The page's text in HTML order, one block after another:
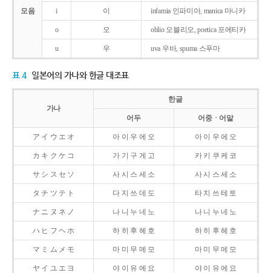
모음 i 이 infamia 인파미아, manica 마니카
o 오 oblio 오블리오, poetica 포에티카
u 우 uva 우바, spuma 스푸마
표 4 일본어의 가나와 한글 대조표
가나
한글
어두 어중ㆍ어말
ア イ ウ エ オ 아 이 우 에 오 아 이 우 에 오
カ キ ク ケ コ 가 기 구 게 고 카 키 쿠 케 코
サ シ ス セ ソ 사 시 스 세 소 사 시 스 세 소
タ チ ツ テ ト 다 지 쓰 데 도 타 치 쓰 테 토
ナ ニ ヌ ネ ノ 나 니 누 네 노 나 니 누 네 노
ハ ヒ フ ヘ ホ 하 히 후 헤 호 하 히 후 헤 호
マ ミ ム メ モ 마 미 무 메 모 마 미 무 메 모
ヤ イ ユ エ ヨ 야 이 유 에 요 야 이 유 에 요